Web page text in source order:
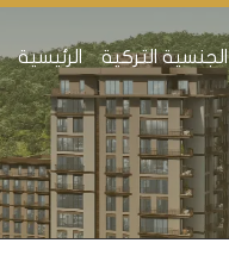
الجنسية التركية الرئيسية